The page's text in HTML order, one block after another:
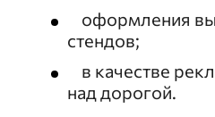
оформления
стендов;
в качестве
над дорогой.